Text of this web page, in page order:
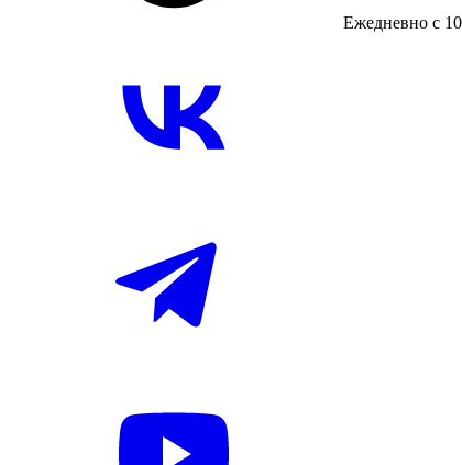
Ежедневно с